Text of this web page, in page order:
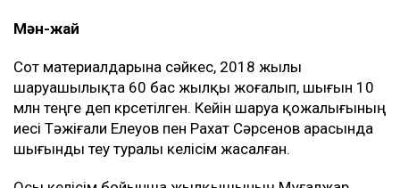
Мән-жай
Сот материалдарына сәйкес, 2018 жылы
шаруашылықта 60 бас жылқы жоғалып, шығын 10
млн теңге деп көрсетілген. Кейін шаруа қожалығының
иесі Тәжіғали Елеуов пен Рахат Сәрсенов арасында
шығынды өтеу туралы келісім жасалған.